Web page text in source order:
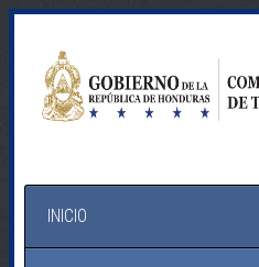
INICIO